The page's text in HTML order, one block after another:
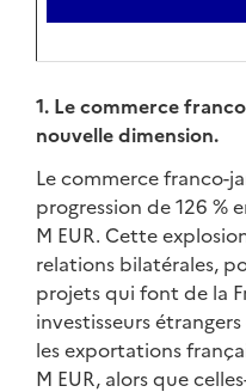
1. Le commerce
nouvelle dimension.
Le commerce franco-
progression de 126 %
M EUR. Cette
relations bilatérales,
projets qui font de la
investisseurs
les exportations
M EUR, alors que